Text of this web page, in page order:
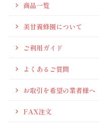
商品一覧
美甘養蜂園について
ご利用ガイド
よくあるご質問
お取引を希望の業者様へ
FAX注文